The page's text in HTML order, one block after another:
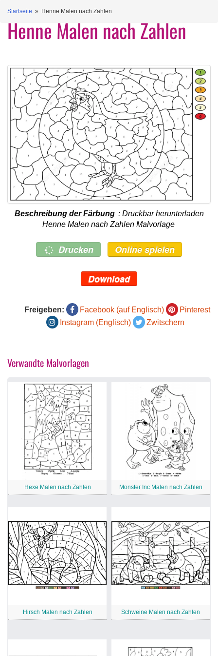
Startseite » Henne Malen nach Zahlen
Henne Malen nach Zahlen
Beschreibung der Färbung : Druckbar herunterladen
Henne Malen nach Zahlen Malvorlage
Drucken Online spielen
Download
Freigeben: Facebook (auf Englisch)
Pinterest
Instagram (Englisch)
Zwitschern
Verwandte Malvorlagen
Hexe Malen nach Zahlen Monster Inc Malen nach Zahlen
Hirsch Malen nach Zahlen Schweine Malen nach Zahlen